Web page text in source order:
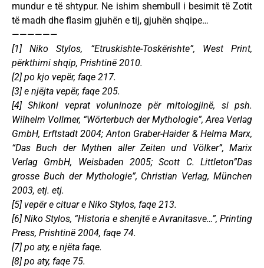
mundur e të shtypur. Ne ishim shembull i besimit të Zotit
të madh dhe flasim gjuhën e tij, gjuhën shqipe…
——————
[1] Niko Stylos, “Etruskishte-Toskërishte”, West Print,
përkthimi shqip, Prishtinë 2010.
[2] po kjo vepër, faqe 217.
[3] e njëjta vepër, faqe 205.
[4] Shikoni veprat voluninoze për mitologjinë, si psh.
Wilhelm Vollmer, “Wörterbuch der Mythologie”, Area Verlag
GmbH, Erftstadt 2004; Anton Graber-Haider & Helma Marx,
“Das Buch der Mythen aller Zeiten und Völker”, Marix
Verlag GmbH, Weisbaden 2005; Scott C. Littleton”Das
grosse Buch der Mythologie”, Christian Verlag, München
2003, etj. etj.
[5] vepër e cituar e Niko Stylos, faqe 213.
[6] Niko Stylos, “Historia e shenjtë e Avranitasve…”, Printing
Press, Prishtinë 2004, faqe 74.
[7] po aty, e njëta faqe.
[8] po aty, faqe 75.